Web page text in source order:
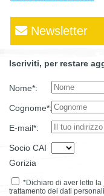
Newsletter
Iscriviti, per restare
Nome*:
Cognome*:
E-mail*:
Socio CAI
Gorizia
*Dichiaro di aver letto la
trattamento dei dati